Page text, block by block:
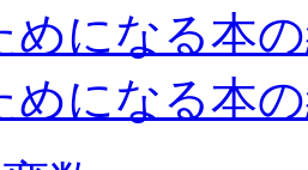
めになる本
めになる本